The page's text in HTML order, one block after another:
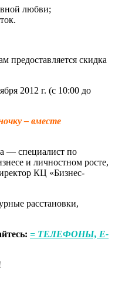
любви;
предоставляется скидка
2012 г. (с 10:00 до
– вместе
— специалист по
и личностном росте,
КЦ «Бизнес-
расстановки,
= ТЕЛЕФОНЫ, Е-